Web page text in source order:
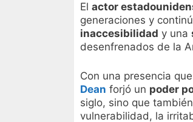
El actor
generaciones y
inaccesibilidad y una
desenfrenados de la
Con una presencia
Dean forjó un poder
siglo, sino que
vulnerabilidad, la